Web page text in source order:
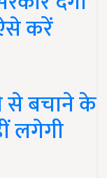
करें
से बचाने के
लगेगी